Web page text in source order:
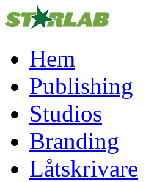
Hem
Publishing
Studios
Branding
Låtskrivare